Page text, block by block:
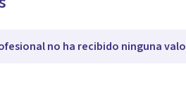
no ha recibido ninguna